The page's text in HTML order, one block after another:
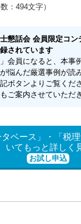
：494文字）
懇話会 会員限定コン
されています
」会員になると、本事
悩んだ厳選事例が読
ボタンよりご覧くだ
ご案内させていただ
タベース」・「税
いてもっと詳しく
お試し申込